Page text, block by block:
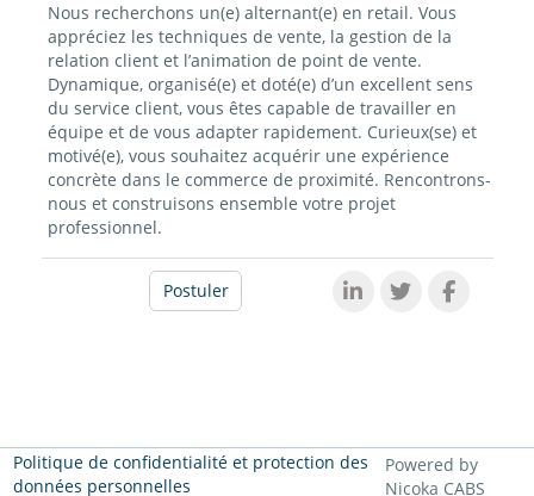
Nous recherchons un(e) alternant(e) en retail. Vous
appréciez les techniques de vente, la gestion de la
relation client et l’animation de point de vente.
Dynamique, organisé(e) et doté(e) d’un excellent sens
du service client, vous êtes capable de travailler en
équipe et de vous adapter rapidement. Curieux(se) et
motivé(e), vous souhaitez acquérir une expérience
concrète dans le commerce de proximité. Rencontrons-
nous et construisons ensemble votre projet
professionnel.
Postuler
Politique de confidentialité et protection des
données personnelles
Powered by
Nicoka CABS